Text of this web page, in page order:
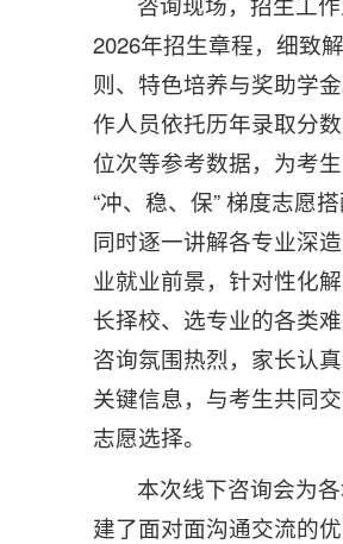
2026年招生章程，细致
则、特色培养与奖助学
作人员依托历年录取分
位次等参考数据，为考
“冲、稳、保” 梯度志愿搭
同时逐一讲解各专业深
业就业前景，针对性化
长择校、选专业的各类
咨询氛围热烈，家长认
关键信息，与考生共同
志愿选择。
本次线下咨询会为
建了面对面沟通交流的优